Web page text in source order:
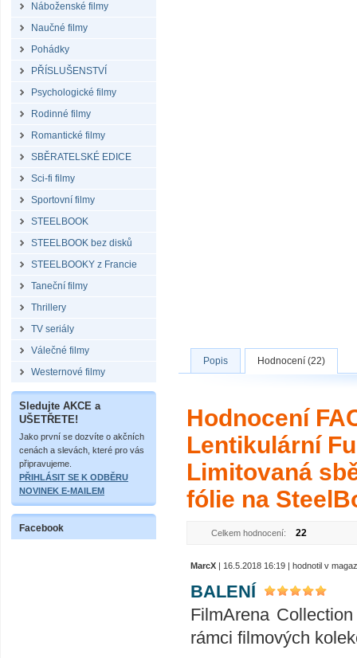
Náboženské filmy
Naučné filmy
Pohádky
PŘÍSLUŠENSTVÍ
Psychologické filmy
Rodinné filmy
Romantické filmy
SBĚRATELSKÉ EDICE
Sci-fi filmy
Sportovní filmy
STEELBOOK
STEELBOOK bez disků
STEELBOOKY z Francie
Taneční filmy
Thrillery
TV seriály
Válečné filmy
Westernové filmy
Sledujte AKCE a
UŠETŘETE!
Jako první se dozvíte o akčních
cenách a slevách, které pro vás
připravujeme.
PŘIHLÁSIT SE K ODBĚRU
NOVINEK E-MAILEM
Facebook
Popis Hodnocení (22)
Hodnocení
Lentikulární
Limitovaná
fólie na
Celkem hodnocení: 22
MarcX | 16.5.2018 16:19 | hodnotil v
BALENÍ
FilmArena
rámci filmových